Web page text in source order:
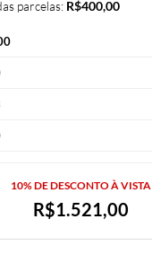
parcelas: R$400,00
10% DE DESCONTO À VISTA
R$1.521,00